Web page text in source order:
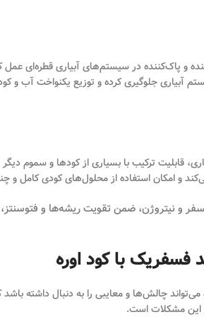
و پاک‌کننده در سیستم‌های آبیاری قطره‌ای عمل
آبیاری جلوگیری کرده و توزیع یکنواخت آب و
ترکیب با بسیاری از کودها و سموم دیگر
و امکان استفاده از محلول‌های کودی کامل و
و نیتروژن، ضمن تقویت ریشه‌ها و فتوسنتز،
می‌تواند چالش‌ها و معایبی را به دنبال داشته
این مشکلات است.